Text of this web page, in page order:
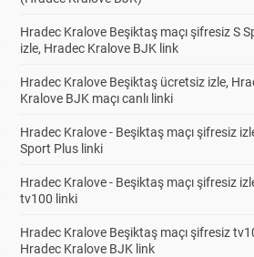
Hradec Kralove Beşiktaş maçı şifresiz S
izle, Hradec Kralove BJK link
Hradec Kralove Beşiktaş ücretsiz izle,
Kralove BJK maçı canlı linki
Hradec Kralove - Beşiktaş maçı şifresiz
Sport Plus linki
Hradec Kralove - Beşiktaş maçı şifresiz
tv100 linki
Hradec Kralove Beşiktaş maçı şifresiz
Hradec Kralove BJK link